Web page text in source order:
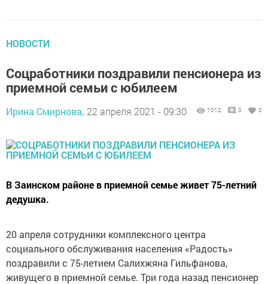
НОВОСТИ
Соцработники поздравили пенсионера из
приемной семьи с юбилеем
Ирина Смирнова, 22 апреля 2021 - 09:30 1012 0 0
В Заинском районе в приемной семье живет 75-летний
дедушка.
20 апреля сотрудники комплексного центра
социального обслуживания населения «Радость»
поздравили с 75-летием Салихжяна Гильфанова,
живущего в приемной семье. Три года назад пенсионер